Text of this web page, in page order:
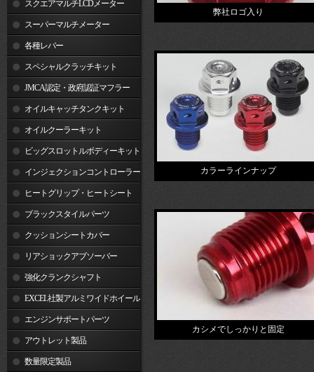
ータースクエアマルチLCDメーター
スーパーマルチメーター
各種レバー
スペシャルクラッチキット
JMCA認定・政府認証マフラー
オイルキャッチタンクキット
オイルクーラーキット
ビッグスロットルボディーキット
インジェクションコントローラー
ヒートグリップ・ヒートシート
ブラックスタイルパーツ
クッションシートカバー
リアショックアブソーバー
強化クランクシャフト
EXCEL社製アルミワイドホイール
リム エンジンサポートパーツ
アウトレット製品
数量限定製品
弊社ロゴ入り
カラーラインナップ
カシメでしっかりと固定